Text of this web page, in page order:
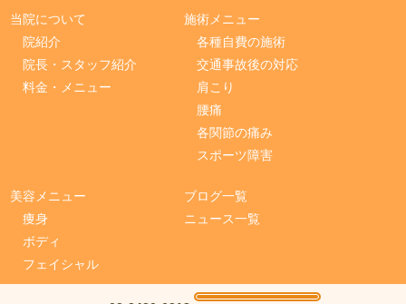
当院について
院紹介
院長・スタッフ紹介
料金・メニュー
施術メニュー
各種自費の施術
交通事故後の対応
肩こり
腰痛
各関節の痛み
スポーツ障害
美容メニュー
痩身
ボディ
フェイシャル
ブログ一覧
ニュース一覧